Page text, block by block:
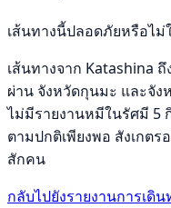
เส้นทางนี้ปลอดภัยหรือไม่
เส้นทางจาก Katashina
ผ่าน จังหวัดกุนมะ และจั
ไม่มีรายงานหมีในรัศมี 5
ตามปกติเพียงพอ สังเกต
สักคน
กลับไปยังรายงานการเดิน